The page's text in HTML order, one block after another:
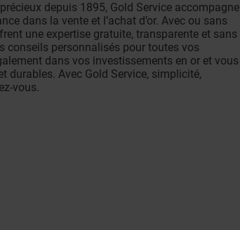
depuis 1895, Gold Service accompagne
dans la vente et l’achat d’or. Avec ou sans
une expertise gratuite, transparente et sans
conseils personnalisés pour toutes vos
dans vos investissements en or et vous
durables. Avec Gold Service, simplicité,
vous.